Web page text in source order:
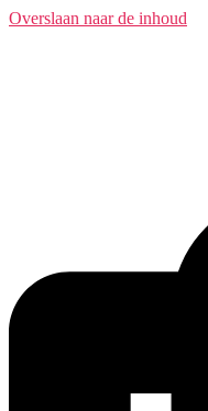
Overslaan naar de inhoud